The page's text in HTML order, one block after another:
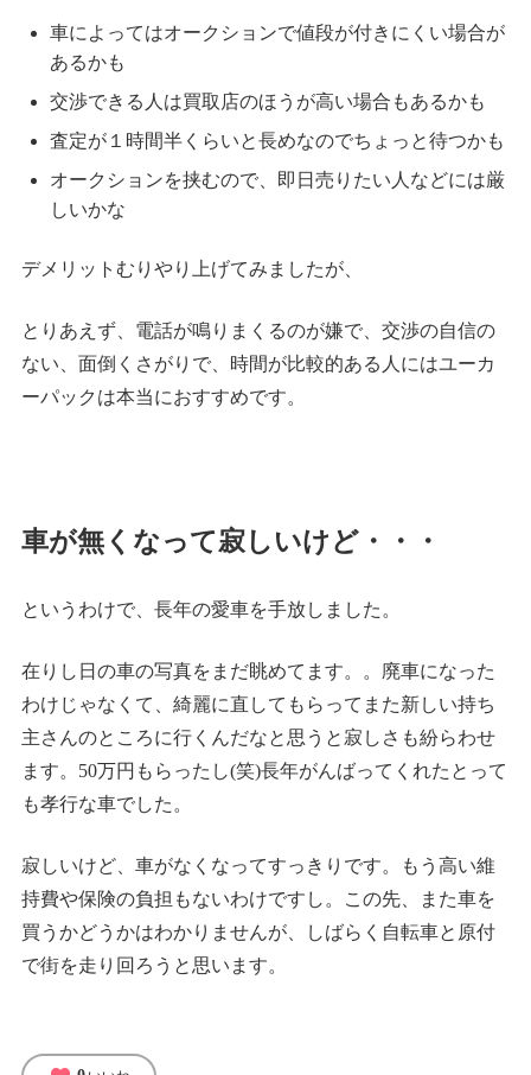
車によってはオークションで値段が付きにくい場合が
あるかも
交渉できる人は買取店のほうが高い場合もあるかも
査定が１時間半くらいと長めなのでちょっと待つかも
オークションを挟むので、即日売りたい人などには厳
しいかな
デメリットむりやり上げてみましたが、
とりあえず、電話が鳴りまくるのが嫌で、交渉の自信の
ない、面倒くさがりで、時間が比較的ある人にはユーカ
ーパックは本当におすすめです。
車が無くなって寂しいけど・・・
というわけで、長年の愛車を手放しました。
在りし日の車の写真をまだ眺めてます。。廃車になった
わけじゃなくて、綺麗に直してもらってまた新しい持ち
主さんのところに行くんだなと思うと寂しさも紛らわせ
ます。50万円もらったし(笑)長年がんばってくれたとって
も孝行な車でした。
寂しいけど、車がなくなってすっきりです。もう高い維
持費や保険の負担もないわけですし。この先、また車を
買うかどうかはわかりませんが、しばらく自転車と原付
で街を走り回ろうと思います。